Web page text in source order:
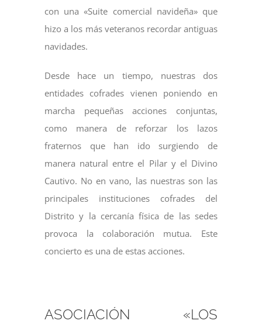
con una «Suite comercial navideña» que
hizo a los más veteranos recordar antiguas
navidades.
Desde hace un tiempo, nuestras dos
entidades cofrades vienen poniendo en
marcha pequeñas acciones conjuntas,
como manera de reforzar los lazos
fraternos que han ido surgiendo de
manera natural entre el Pilar y el Divino
Cautivo. No en vano, las nuestras son las
principales instituciones cofrades del
Distrito y la cercanía física de las sedes
provoca la colaboración mutua. Este
concierto es una de estas acciones.
ASOCIACIÓN «LOS